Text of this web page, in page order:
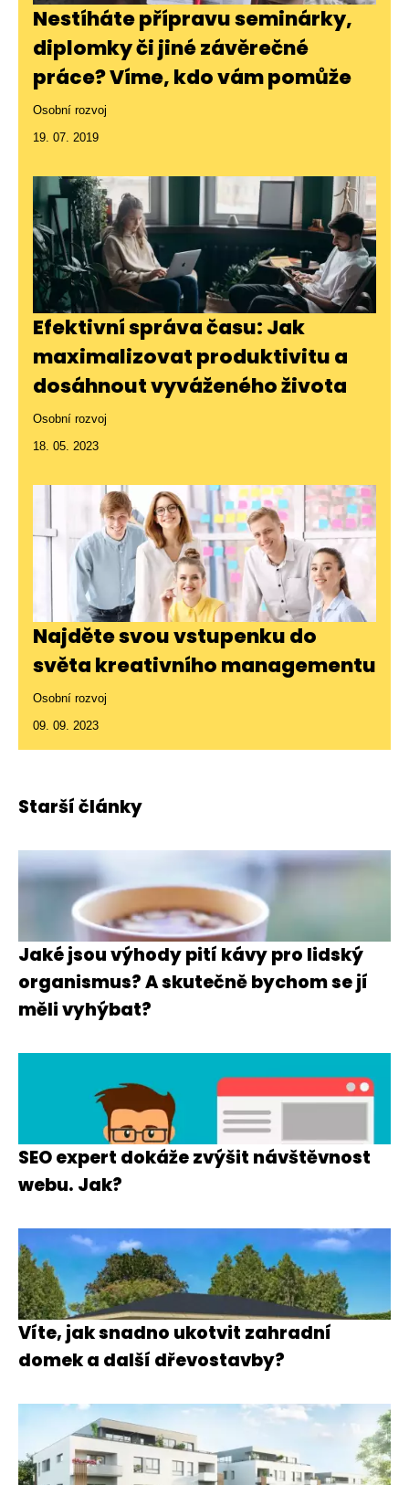
Nestíháte přípravu seminárky,
diplomky či jiné závěrečné
práce? Víme, kdo vám pomůže
Osobní rozvoj
19. 07. 2019
Efektivní správa času: Jak
maximalizovat produktivitu a
dosáhnout vyváženého života
Osobní rozvoj
18. 05. 2023
Najděte svou vstupenku do
světa kreativního managementu
Osobní rozvoj
09. 09. 2023
Starší články
Jaké jsou výhody pití kávy pro lidský
organismus? A skutečně bychom se jí
měli vyhýbat?
SEO expert dokáže zvýšit návštěvnost
webu. Jak?
Víte, jak snadno ukotvit zahradní
domek a další dřevostavby?